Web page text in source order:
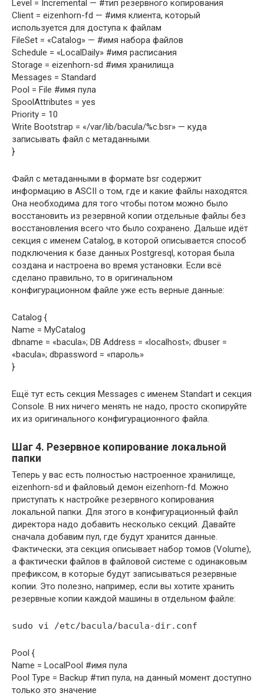
Level = Incremental — #тип резервного копирования
Client = eizenhorn-fd — #имя клиента, который
используется для доступа к файлам
FileSet = «Catalog» — #имя набора файлов
Schedule = «LocalDaily» #имя расписания
Storage = eizenhorn-sd #имя хранилища
Messages = Standard
Pool = File #имя пула
SpoolAttributes = yes
Priority = 10
Write Bootstrap = «/var/lib/bacula/%c.bsr» — куда
записывать файл с метаданными.
}
Файл с метаданными в формате bsr содержит
информацию в ASCII о том, где и какие файлы находятся.
Она необходима для того чтобы потом можно было
восстановить из резервной копии отдельные файлы без
восстановления всего что было сохранено. Дальше идёт
секция с именем Catalog, в которой описывается способ
подключения к базе данных Postgresql, которая была
создана и настроена во время установки. Если всё
сделано правильно, то в оригинальном
конфигурационном файле уже есть верные данные:
Catalog {
Name = MyCatalog
dbname = «bacula»; DB Address = «localhost»; dbuser =
«bacula»; dbpassword = «пароль»
}
Ещё тут есть секция Messages с именем Standart и секция
Console. В них ничего менять не надо, просто скопируйте
их из оригинального конфигурационного файла.
Шаг 4. Резервное копирование локальной
папки
Теперь у вас есть полностью настроенное хранилище,
eizenhorn-sd и файловый демон eizenhorn-fd. Можно
приступать к настройке резервного копирования
локальной папки. Для этого в конфигурационный файл
директора надо добавить несколько секций. Давайте
сначала добавим пул, где будут хранится данные.
Фактически, эта секция описывает набор томов (Volume),
а фактически файлов в файловой системе с одинаковым
префиксом, в которые будут записываться резервные
копии. Это полезно, например, если вы хотите хранить
резервные копии каждой машины в отдельном файле:
sudo vi /etc/bacula/bacula-dir.conf
Pool {
Name = LocalPool #имя пула
Pool Type = Backup #тип пула, на данный момент доступно
только это значение